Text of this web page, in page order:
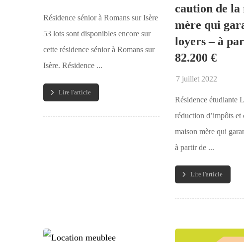
Résidence sénior à Romans sur Isère
53 lots sont disponibles encore sur
cette résidence sénior à Romans sur
Isère. Résidence ...
Lire l'article
caution de la
mère qui
loyers – à
82.200 €
7 juillet 2022
Résidence étudiante
réduction d’impôts et
maison mère qui
à partir de ...
Lire l'article